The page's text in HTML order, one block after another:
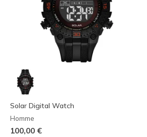
Solar Digital Watch
Homme
100,00 €